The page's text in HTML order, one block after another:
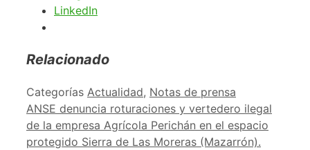
LinkedIn
Relacionado
Categorías Actualidad, Notas de prensa
ANSE denuncia roturaciones y vertedero ilegal
de la empresa Agrícola Perichán en el espacio
protegido Sierra de Las Moreras (Mazarrón).